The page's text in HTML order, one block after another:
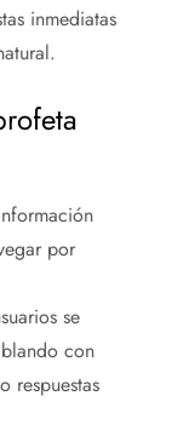
inmediatas
por
se
con
respuestas